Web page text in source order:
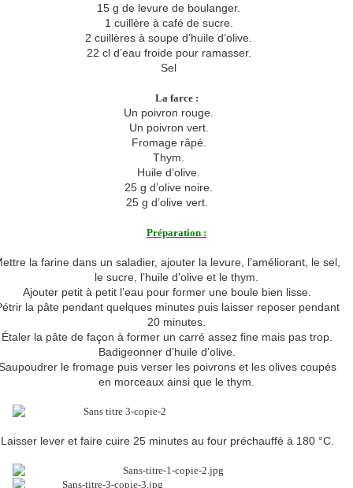
15 g de levure de boulanger.
1 cuillère à café de sucre.
2 cuillères à soupe d’huile d’olive.
22 cl d’eau froide pour ramasser.
Sel
La farce :
Un poivron rouge.
Un poivron vert.
Fromage râpé.
Thym.
Huile d’olive.
25 g d’olive noire.
25 g d’olive vert.
Préparation :
la farine dans un saladier, ajouter la levure, l’améliorant, le sel,
le sucre, l’huile d’olive et le thym.
Ajouter petit à petit l’eau pour former une boule bien lisse.
la pâte pendant quelques minutes puis laisser reposer pendant
20 minutes.
Étaler la pâte de façon à former un carré assez fine mais pas trop.
Badigeonner d’huile d’olive.
le fromage puis verser les poivrons et les olives coupés
en morceaux ainsi que le thym.
Laisser lever et faire cuire 25 minutes au four préchauffé à 180 °C.